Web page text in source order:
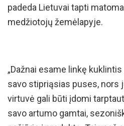
padeda Lietuvai tapti
medžiotojų žemėlapyje.
„Dažnai esame linkę
savo stipriąsias puses, nors
virtuvė gali būti įdomi
savo artumo gamtai,